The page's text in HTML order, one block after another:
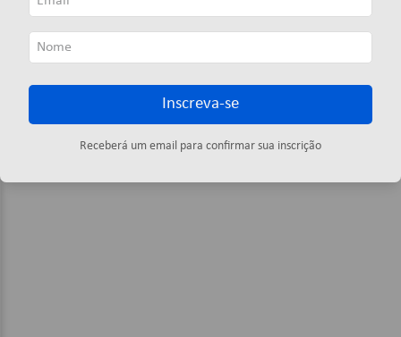
Desculpe, a página não foi encontrada
O que você está buscando?
Os Mais Vendidos
Inscreva-se
Receberá um email para confirmar sua inscrição